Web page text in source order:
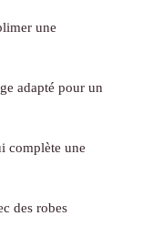
une
adapté pour un
complète une
des robes